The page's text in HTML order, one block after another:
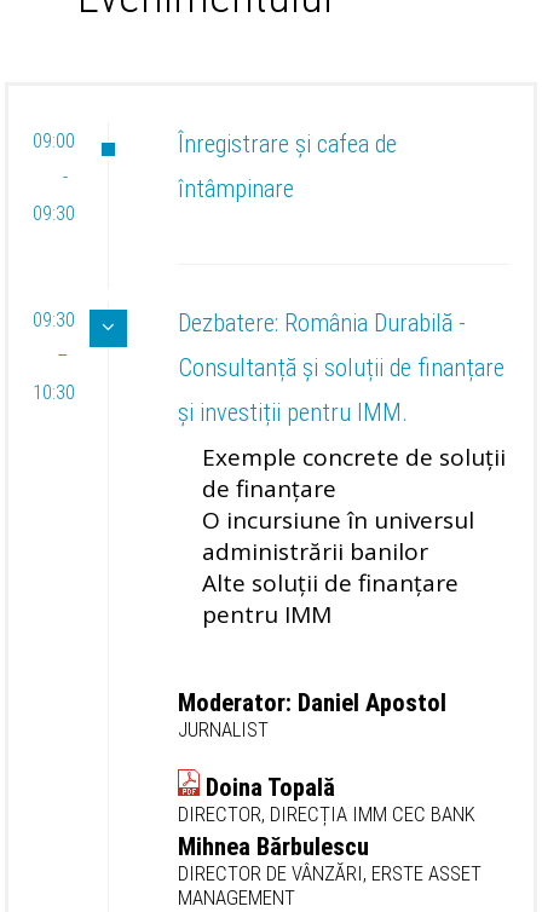
09:00
-
09:30
Înregistrare și cafea de
întâmpinare
09:30
–
10:30
Dezbatere: România Durabilă -
Consultanță și soluții de finanțare
și investiții pentru IMM.
Exemple concrete de soluții
de finanțare
O incursiune în universul
administrării banilor
Alte soluții de finanțare
pentru IMM
Moderator: Daniel Apostol
JURNALIST
Doina Topală
DIRECTOR, DIRECȚIA IMM CEC BANK
Mihnea Bărbulescu
DIRECTOR DE VÂNZĂRI, ERSTE ASSET
MANAGEMENT